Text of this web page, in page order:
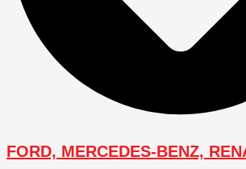
FORD, MERCEDES-BENZ,